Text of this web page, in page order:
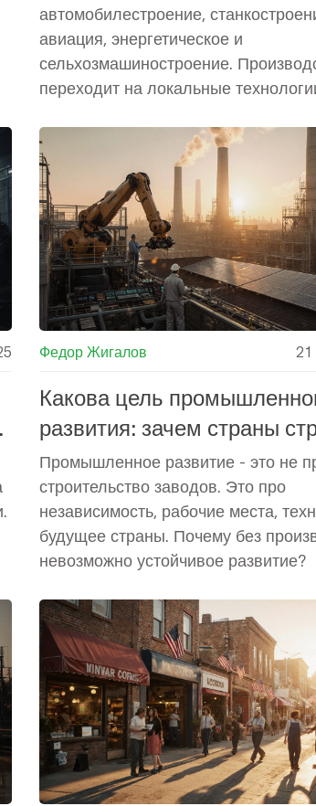
автомобилестроение,
авиация, энергетическое и
сельхозмашиностроение.
переходит на локальные
Федор Жигалов 21
Какова цель
развития: зачем страны
заводы и модернизируют
производство?
Промышленное развитие - это не
строительство заводов. Это про
независимость, рабочие места,
будущее страны. Почему без
невозможно устойчивое развитие?